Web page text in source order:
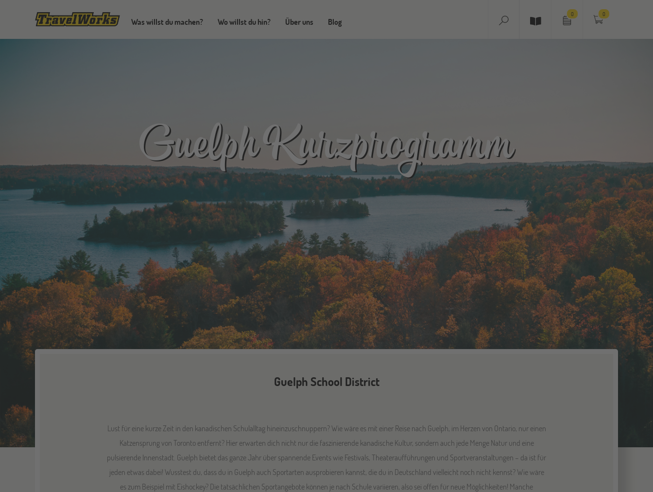
Was willst du machen? Wo willst du hin? Über uns Blog
0 0
Guelph Kurzprogramm
Guelph School District
Lust für eine kurze Zeit in den kanadischen Schulalltag hineinzuschnuppern? Wie wäre es mit einer Reise nach Guelph, im Herzen von Ontario, nur einen
Katzensprung von Toronto entfernt? Hier erwarten dich nicht nur die faszinierende kanadische Kultur, sondern auch jede Menge Natur und eine
pulsierende Innenstadt. Guelph bietet das ganze Jahr über spannende Events wie Festivals, Theateraufführungen und Sportveranstaltungen – da ist für
jeden etwas dabei! Wusstest du, dass du in Guelph auch Sportarten ausprobieren kannst, die du in Deutschland vielleicht noch nicht kennst? Wie wäre
es zum Beispiel mit Eishockey? Die tatsächlichen Sportangebote können je nach Schule variieren, also sei offen für neue Möglichkeiten! Manche